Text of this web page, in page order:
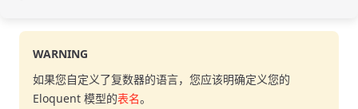
WARNING
如果您自定义了复数器的语言，您应该明确定义您的
Eloquent 模型的表名。